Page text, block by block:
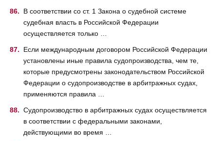
В соответствии со ст. 1 Закона о судебной системе
судебная власть в Российской Федерации
осуществляется только …
Если международным договором Российской Федерации
установлены иные правила судопроизводства, чем те,
которые предусмотрены законодательством Российской
Федерации о судопроизводстве в арбитражных судах,
применяются правила …
Судопроизводство в арбитражных судах осуществляется
в соответствии с федеральными законами,
действующими во время …